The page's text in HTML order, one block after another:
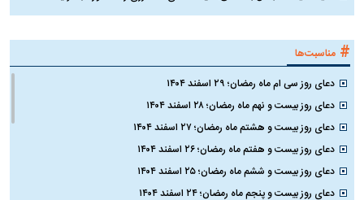
# مناسبت‌ها
دعای روز سی ام ماه رمضان؛ ۲۹ اسفند ۱۴۰۴
دعای روز بیست و نهم ماه رمضان؛ ۲۸ اسفند ۱۴۰۴
دعای روز بیست و هشتم ماه رمضان؛ ۲۷ اسفند ۱۴۰۴
دعای روز بیست و هفتم ماه رمضان؛ ۲۶ اسفند ۱۴۰۴
دعای روز بیست و ششم ماه رمضان؛ ۲۵ اسفند ۱۴۰۴
دعای روز بیست و پنجم ماه رمضان؛ ۲۴ اسفند ۱۴۰۴